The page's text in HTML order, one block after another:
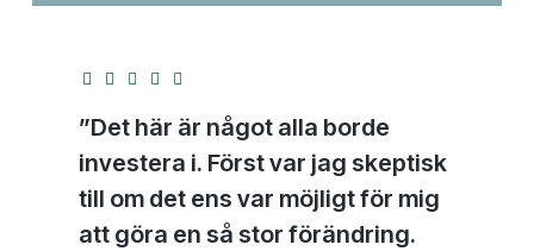
”Det här är något alla borde
investera i. Först var jag skeptisk
till om det ens var möjligt för mig
att göra en så stor förändring.